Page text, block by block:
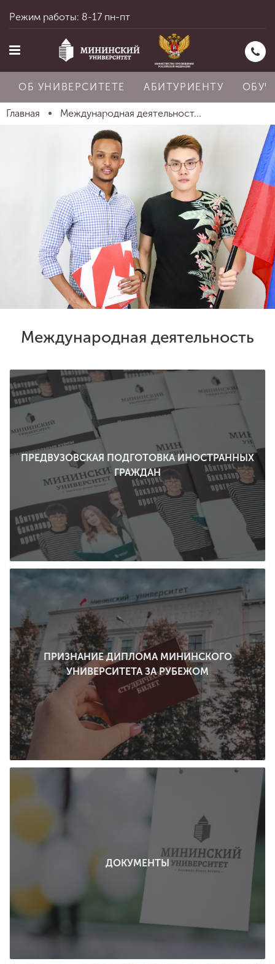
Главная
Об университете
Абитуриенту
Обучение
деятельность
Другие виды
деятельности
Студенческая жизнь
Сведения об
образовательной
организации
Приемная
комиссия
+7 (831) 262-26-20
Режим работы: 8-17 пн-пт
ОБ УНИВЕРСИТЕТЕ АБИТУРИЕНТУ
Главная Международная деятельност...
Международная деятельность
ПРЕДВУЗОВСКАЯ ПОДГОТОВКА ИНОСТРАННЫХ
ГРАЖДАН
ПРИЗНАНИЕ ДИПЛОМА МИНИНСКОГО
УНИВЕРСИТЕТА ЗА РУБЕЖОМ
ДОКУМЕНТЫ